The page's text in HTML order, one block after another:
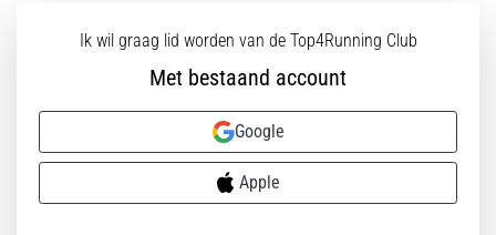
Ik wil graag lid worden van de Top4Running Club
Met bestaand account
Google
Apple